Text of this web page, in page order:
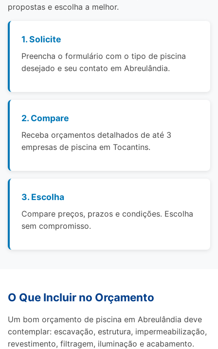
propostas e escolha a melhor.
1. Solicite
Preencha o formulário com o tipo de piscina
desejado e seu contato em Abreulândia.
2. Compare
Receba orçamentos detalhados de até 3
empresas de piscina em Tocantins.
3. Escolha
Compare preços, prazos e condições. Escolha
sem compromisso.
O Que Incluir no Orçamento
Um bom orçamento de piscina em Abreulândia deve
contemplar: escavação, estrutura, impermeabilização,
revestimento, filtragem, iluminação e acabamento.